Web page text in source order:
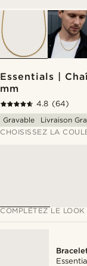
Essentials |
mm
4.8 (64)
Gravable
Livraison
CHOISISSEZ LA
COMPLÉTEZ LE LOOK